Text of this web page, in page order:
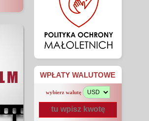
WPŁATY WALUTOWE
wybierz walutę